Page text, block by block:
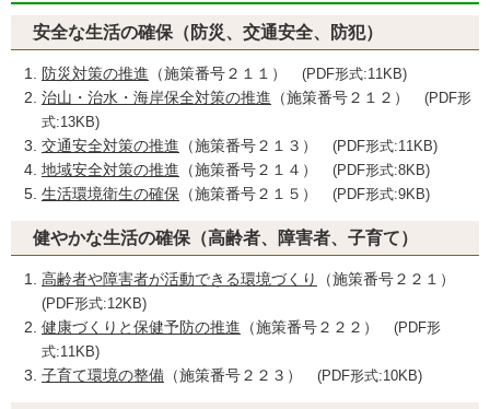
安全な生活の確保（防災、交通安全、防犯）
防災対策の推進 （施策番号２１１） (PDF形式:11KB)
治山・治水・海岸保全対策の推進 （施策番号２１２） (PDF形
式:13KB)
交通安全対策の推進 （施策番号２１３） (PDF形式:11KB)
地域安全対策の推進 （施策番号２１４） (PDF形式:8KB)
生活環境衛生の確保 （施策番号２１５） (PDF形式:9KB)
健やかな生活の確保（高齢者、障害者、子育て）
高齢者や障害者が活動できる環境づくり （施策番号２２１）
(PDF形式:12KB)
健康づくりと保健予防の推進 （施策番号２２２） (PDF形
式:11KB)
子育て環境の整備 （施策番号２２３） (PDF形式:10KB)